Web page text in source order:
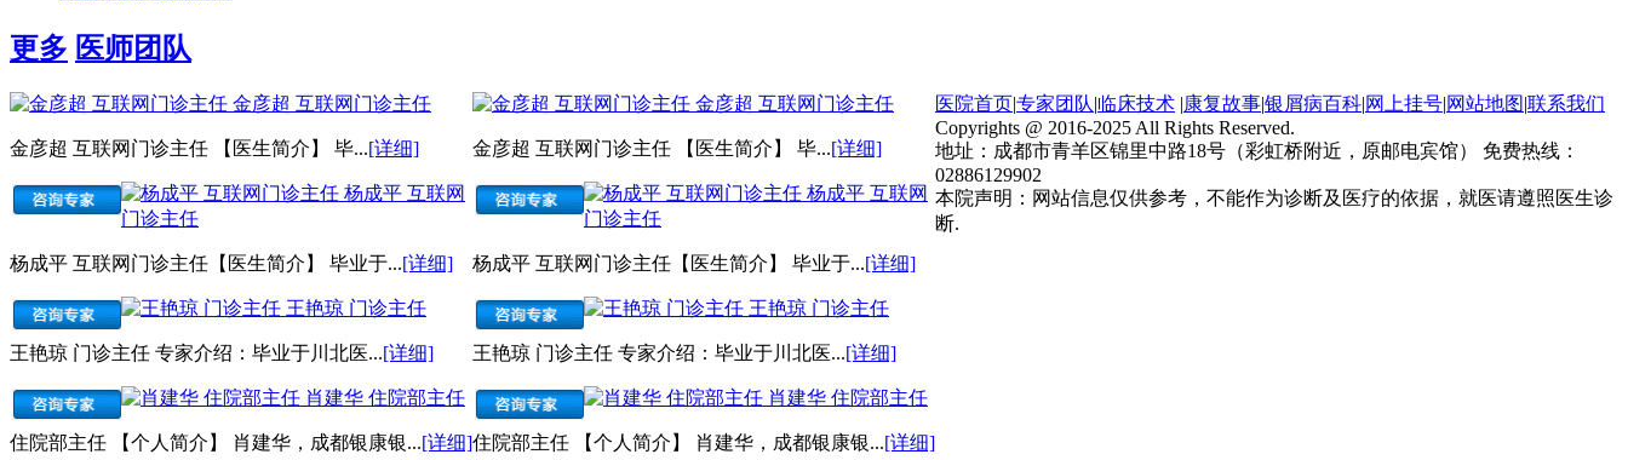
更多 医师团队
金彦超 互联网门诊主任
金彦超 互联网门诊主任 【医生简介】 毕...[详细]
杨成平 互联网
门诊主任
杨成平 互联网门诊主任【医生简介】 毕业于...[详细]
王艳琼 门诊主任
王艳琼 门诊主任 专家介绍：毕业于川北医...[详细]
肖建华 住院部主任
住院部主任 【个人简介】 肖建华，成都银康银...[详细]
金彦超 互联网门诊主任
金彦超 互联网门诊主任 【医生简介】 毕...[详细]
杨成平 互联网
门诊主任
杨成平 互联网门诊主任【医生简介】 毕业于...[详细]
王艳琼 门诊主任
王艳琼 门诊主任 专家介绍：毕业于川北医...[详细]
肖建华 住院部主任
住院部主任 【个人简介】 肖建华，成都银康银...[详细]
医院首页|专家团队|临床技术 |康复故事|银屑病百科|网上挂号|网站地图|联系我们
Copyrights @ 2016-2025 All Rights Reserved.
地址：成都市青羊区锦里中路18号（彩虹桥附近，原邮电宾馆） 免费热线：
02886129902
本院声明：网站信息仅供参考，不能作为诊断及医疗的依据，就医请遵照医生诊
断.